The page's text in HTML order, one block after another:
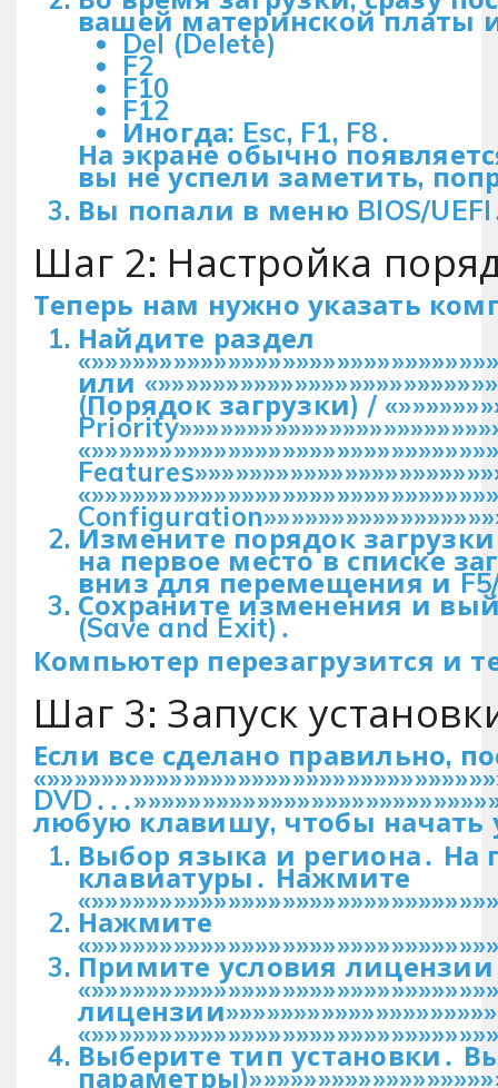
вашей материнской платы
Del (Delete)
F2
F10
F12
Иногда: Esc, F1, F8․
На экране обычно
вы не успели заметить,
Вы попали в меню BIOS/
Шаг 2: Настройка
Теперь нам нужно указать
Найдите раздел
или
(Порядок загрузки) /
Измените порядок
на первое место в списке
вниз для перемещения и
Сохраните изменения и
(Save and Exit)․
Компьютер перезагрузится и
Шаг 3: Запуск
Если все сделано правильно,
любую клавишу, чтобы начать
Выбор языка и региона․ На
клавиатуры․ Нажмите
Нажмите
Примите условия
Выберите тип установки․